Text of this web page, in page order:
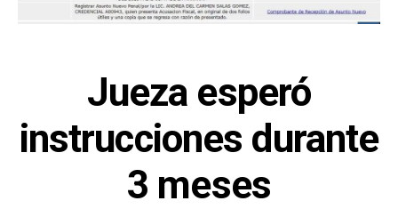
Jueza esperó
instrucciones durante
3 meses